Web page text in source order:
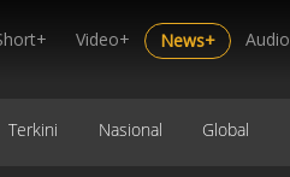
Video+ News+
Terkini Nasional Global